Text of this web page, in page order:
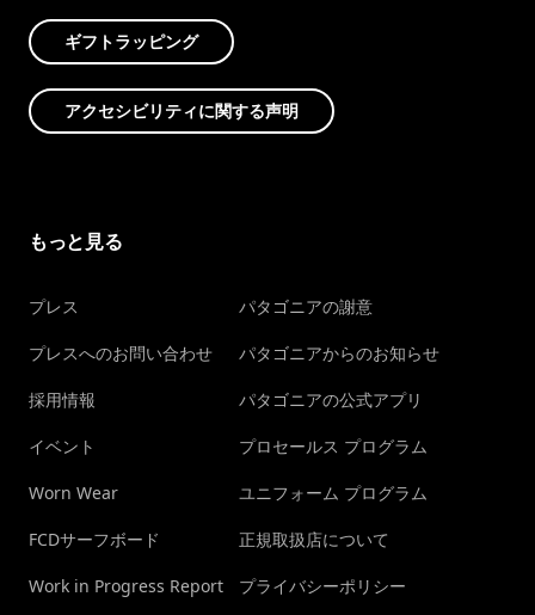
ギフトラッピング
アクセシビリティに関する声明
もっと見る
プレス
プレスへのお問い合わせ
採用情報
イベント
Worn Wear
FCDサーフボード
Work in Progress Report
パタゴニアの謝意
パタゴニアからのお知らせ
パタゴニアの公式アプリ
プロセールス プログラム
ユニフォーム プログラム
正規取扱店について
プライバシーポリシー